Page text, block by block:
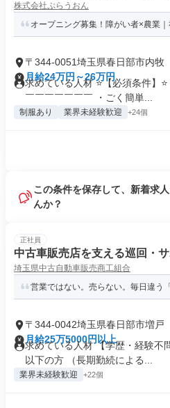
株式会社ぷらうおん
オープニング募集！障がい者×農業
〒344-0051埼玉県春日部市内牧
月給24万円～26万円
求めている人材 ⭐【必須条件】
￣￣￣￣￣￣￣ ・ごく簡単...
制服あり 業界未経験歓迎 +24個
この条件を保存して、新着求
んか？
正社員
中古車販売店を支える巡回・
埼玉県中古自動車販売商工組合
営業ではない。売らない。毎日違う
〒344-0042埼玉県春日部市増戸
月給25万5000円以上
求めている人材 【学歴・経験不
以下の方 （長期勤続による...
業界未経験歓迎 +22個